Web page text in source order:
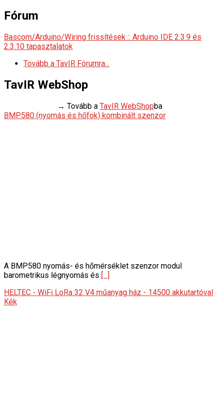
Fórum
Bascom/Arduino/Wiring frissítések :: Arduino IDE 2.3.9 és
2.3.10 tapasztalatok
Tovább a TavIR Fórumra...
TavIR WebShop
→ Tovább a TavIR WebShopba
BMP580 (nyomás és hőfok) kombinált szenzor
A BMP580 nyomás- és hőmérséklet szenzor modul
barometrikus légnyomás és [...]
HELTEC - WiFi LoRa 32 V4 műanyag ház - 14500 akkutartóval
Kék